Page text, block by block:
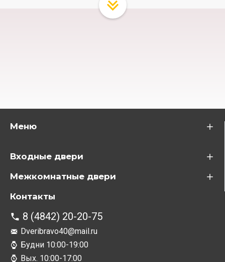
Меню
Входные двери
Межкомнатные двери
Контакты
8 (4842) 20-20-75
Dveribravo40@mail.ru
Будни 10:00-19:00
Вых. 10:00-17:00